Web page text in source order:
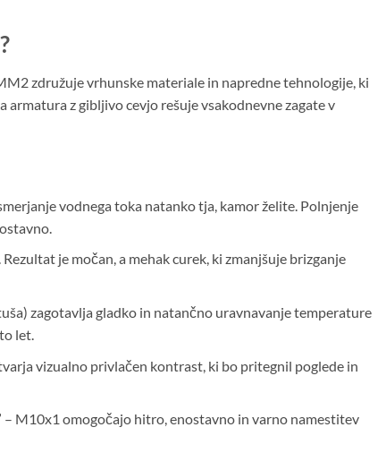
združuje vrhunske materiale in napredne tehnologije, ki
z gibljivo cevjo rešuje vsakodnevne zagate v
vodnega toka natanko tja, kamor želite. Polnjenje
je močan, a mehak curek, ki zmanjšuje brizganje
zagotavlja gladko in natančno uravnavanje temperature
let.
vizualno privlačen kontrast, ki bo pritegnil poglede in
M10x1 omogočajo hitro, enostavno in varno namestitev